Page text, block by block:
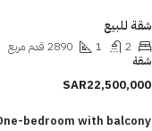
شقة للبيع
2890 قدم مربع
شقة
SAR22,500,000
One-bedroom with balcony